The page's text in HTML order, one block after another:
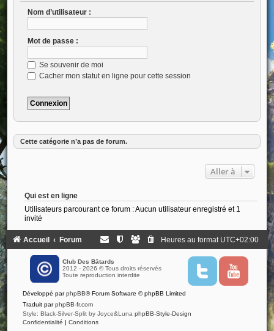
Nom d’utilisateur :
Mot de passe :
Se souvenir de moi
Cacher mon statut en ligne pour cette session
Cette catégorie n’a pas de forum.
Aller à
Qui est en ligne
Utilisateurs parcourant ce forum : Aucun utilisateur enregistré et 1
invité
Accueil Forum Heures au format UTC+02:00
Club Des Bâtards
2012 - 2026 © Tous droits réservés
Toute reproduction interdite
T
i
Y
u
Développé parphpBB® Forum Software © phpBB Limited
Traduit parphpBB-fr.com
Style: Black-Silver-Split by Joyce&Luna phpBB-Style-Design
Confidentialité | Conditions